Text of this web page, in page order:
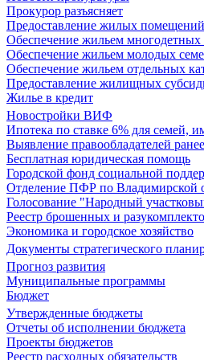
Прокурор разъясняет
Предоставление жилых
Обеспечение жильем многодетных
Обеспечение жильем молодых
Обеспечение жильем отдельных
Предоставление жилищных
Жилье в кредит
Новостройки ВИФ
Ипотека по ставке 6% для семей,
Выявление правообладателей
Бесплатная юридическая помощь
Городской фонд социальной
Отделение ПФР по Владимирской
Голосование "Народный
Реестр брошенных и
Экономика и городское хозяйство
Документы стратегического
Прогноз развития
Муниципальные программы
Бюджет
Утвержденные бюджеты
Отчеты об исполнении бюджета
Проекты бюджетов
Реестр расходных обязательств